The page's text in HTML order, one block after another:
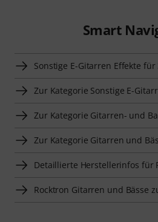
Smart
Sonstige E-Gitarren Effekte für
Zur Kategorie Sonstige E-
Zur Kategorie Gitarren- und
Zur Kategorie Gitarren und
Detaillierte Herstellerinfos für
Rocktron Gitarren und Bässe